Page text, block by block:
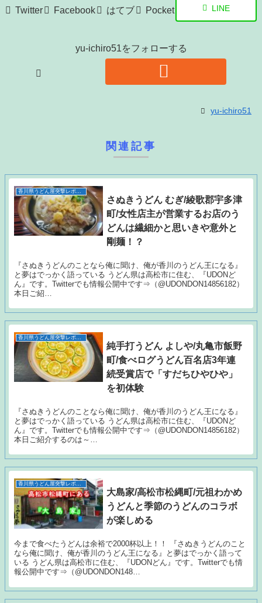
Twitter Facebook はてブ Pocket LINE
yu-ichiro51をフォローする
yu-ichiro51
関連記事
さぬきうどん むぎ/綾歌郡宇多津
町/女性店主が営業するお店のう
どんは繊細かと思いきや意外と
剛麺！？
『さぬきうどんのことなら俺に聞け、俺が香川のうどん王になる』
と夢はでっかく語っている うどん県は高松市に住む、『UDONど
ん』です。Twitterでも情報公開中です⇒（@UDONDON14856182）
本日ご紹…
純手打うどん よしや/丸亀市飯野
町/食べログうどん百名店3年連
続受賞店で「すだちひやひや」
を初体験
『さぬきうどんのことなら俺に聞け、俺が香川のうどん王になる』
と夢はでっかく語っている うどん県は高松市に住む、『UDONど
ん』です。Twitterでも情報公開中です⇒（@UDONDON14856182）
本日ご紹介するのは～…
香川県うどん屋突撃レポート
大島家/高松市松縄町/元祖わかめ
うどんと季節のうどんのコラボ
が楽しめる
今まで食べたうどんは余裕で2000杯以上！！ 『さぬきうどんのこと
なら俺に聞け、俺が香川のうどん王になる』と夢はでっかく語って
いる うどん県は高松市に住む、『UDONどん』です。Twitterでも情
報公開中です⇒（@UDONDON148…